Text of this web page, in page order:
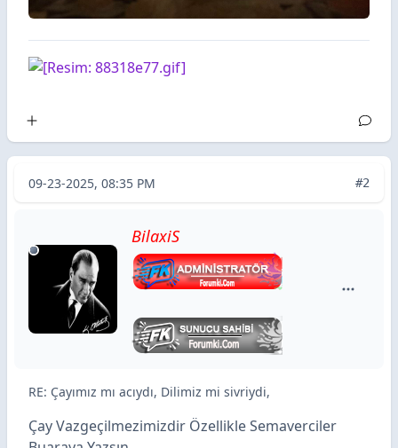
09-23-2025, 08:35 PM #2
BilaxiS
RE: Çayımız mı acıydı, Dilimiz mi sivriydi,
Çay Vazgeçilmezimizdir Özellikle Semaverciler